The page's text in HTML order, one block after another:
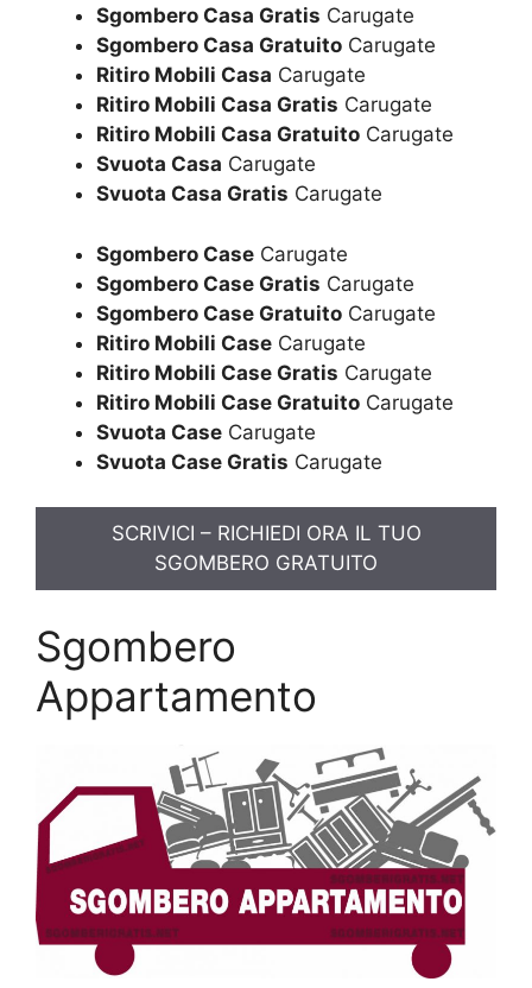
Sgombero Casa Gratis Carugate
Sgombero Casa Gratuito Carugate
Ritiro Mobili Casa Carugate
Ritiro Mobili Casa Gratis Carugate
Ritiro Mobili Casa Gratuito Carugate
Svuota Casa Carugate
Svuota Casa Gratis Carugate
Sgombero Case Carugate
Sgombero Case Gratis Carugate
Sgombero Case Gratuito Carugate
Ritiro Mobili Case Carugate
Ritiro Mobili Case Gratis Carugate
Ritiro Mobili Case Gratuito Carugate
Svuota Case Carugate
Svuota Case Gratis Carugate
SCRIVICI – RICHIEDI ORA IL TUO
SGOMBERO GRATUITO
Sgombero
Appartamento